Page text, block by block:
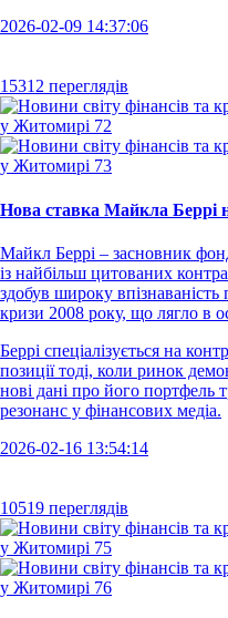
2026-02-09 14:37:06
15312 переглядів
Нова ставка Майкла Беррі
Майкл Беррі – засновник
із найбільш цитованих
здобув широку впізнаваність
кризи 2008 року, що лягло в
Беррі спеціалізується на
позиції тоді, коли ринок
нові дані про його
резонанс у фінансових медіа.
2026-02-16 13:54:14
10519 переглядів